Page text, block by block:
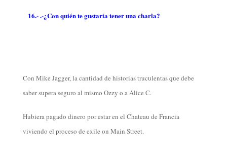
16.- .-¿Con quién te gustaría tener una charla?
Con Mike Jagger, la cantidad de historias truculentas que debe
saber supera seguro al mismo Ozzy o a Alice C.
Hubiera pagado dinero por estar en el Chateau de Francia
viviendo el proceso de exile on Main Street.